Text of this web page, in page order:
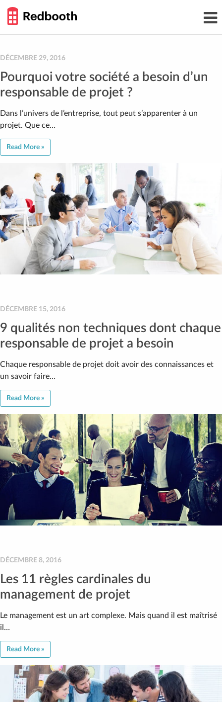
content
GUIDE
DÉCEMBRE 29, 2016
Pourquoi votre société a besoin d’un
responsable de projet ?
Dans l’univers de l’entreprise, tout peut s’apparenter à un
projet. Que ce…
Read More »
DÉCEMBRE 15, 2016
9 qualités non techniques dont chaque
responsable de projet a besoin
Chaque responsable de projet doit avoir des connaissances et
un savoir faire…
Read More »
DÉCEMBRE 8, 2016
Les 11 règles cardinales du
management de projet
Le management est un art complexe. Mais quand il est maîtrisé
il…
Read More »